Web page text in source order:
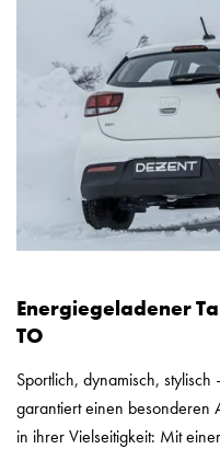
Energiegeladener
TO
Sportlich, dynamisch,
garantiert einen besonderen
in ihrer Vielseitigkeit: Mit